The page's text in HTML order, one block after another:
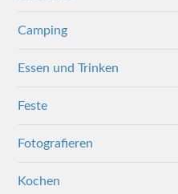
Camping
Essen und Trinken
Feste
Fotografieren
Kochen